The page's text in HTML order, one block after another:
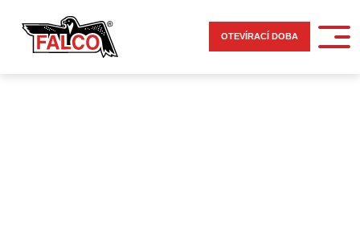
OTEVÍRACÍ DOBA